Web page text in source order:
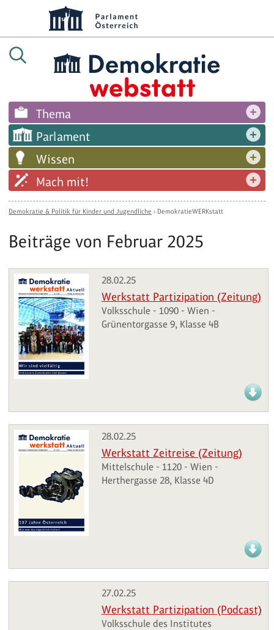
Thema
Parlament
Wissen
Mach mit!
Demokratie & Politik für Kinder und Jugendliche › DemokratieWERKstatt
Beiträge von Februar 2025
28.02.25
Werkstatt Partizipation (Zeitung)
Volksschule - 1090 - Wien -
Grünentorgasse 9, Klasse 4B
28.02.25
Werkstatt Zeitreise (Zeitung)
Mittelschule - 1120 - Wien -
Herthergasse 28, Klasse 4D
27.02.25
Werkstatt Partizipation (Podcast)
Volksschule des Institutes